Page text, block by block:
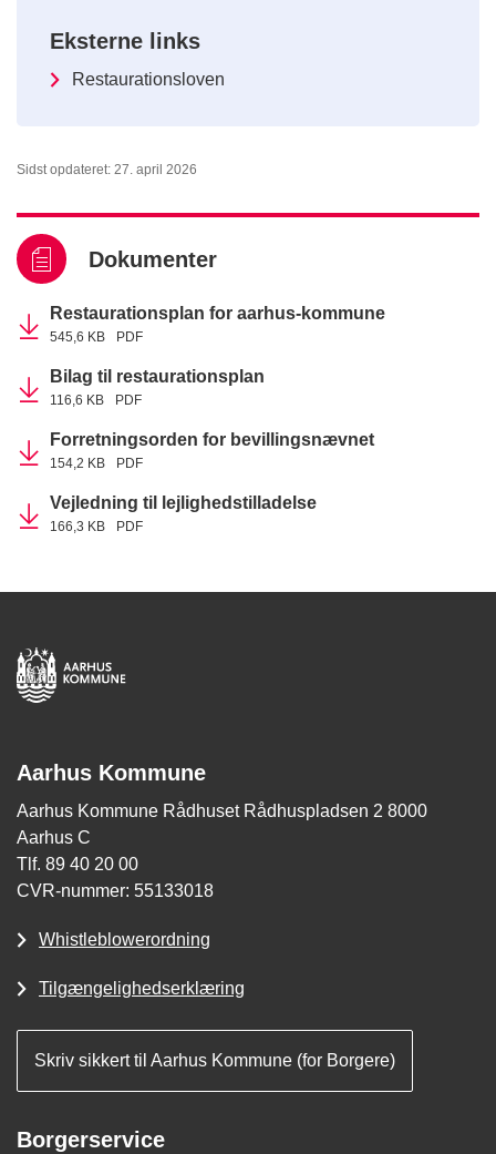
Eksterne links
Restaurationsloven
Sidst opdateret: 27. april 2026
Dokumenter
Restaurationsplan for aarhus-kommune
545,6 KB PDF
Bilag til restaurationsplan
116,6 KB PDF
Forretningsorden for bevillingsnævnet
154,2 KB PDF
Vejledning til lejlighedstilladelse
166,3 KB PDF
Aarhus Kommune
Aarhus Kommune Rådhuset Rådhuspladsen 2 8000
Aarhus C
Tlf. 89 40 20 00
CVR-nummer: 55133018
Whistleblowerordning
Tilgængelighedserklæring
Skriv sikkert til Aarhus Kommune (for Borgere)
Borgerservice